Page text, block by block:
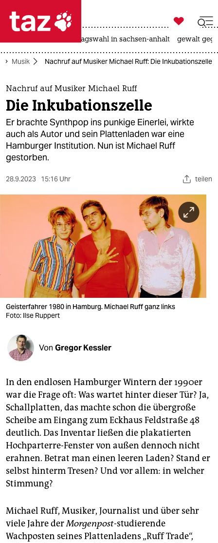
 taz zahl ich
taz zahl ich
themen
politik
öko
gesellschaft
kultur
sport
wahrheit
verlag
verlag
shop
fragen & hilfe
unterstützen
abo
genossenschaft
epaper login

taz zahl ich
landtagswahl in sachsen-anhalt gewalt
Musik Nachruf auf Musiker Michael Ruff: Die Inkubationszelle
Nachruf auf Musiker Michael Ruff
Die Inkubationszelle
Er brachte Synthpop ins punkige Einerlei, wirkte
auch als Autor und sein Plattenladen war eine
Hamburger Institution. Nun ist Michael Ruff
gestorben.
28.9.2023 15:16 Uhr teilen
Geisterfahrer 1980 in Hamburg. Michael Ruff ganz links
Foto: Ilse Ruppert
Von Gregor Kessler
In den endlosen Hamburger Wintern der 1990er
war die Frage oft: Was wartet hinter dieser Tür? Ja,
Schallplatten, das machte schon die übergroße
Scheibe am Eingang zum Eckhaus Feldstraße 48
deutlich. Das Inventar ließen die plakatierten
Hochparterre-Fenster von außen dennoch nicht
erahnen. Betrat man einen leeren Laden? Stand er
selbst hinterm Tresen? Und vor allem: in welcher
Stimmung?
Michael Ruff, Musiker, Journalist und über sehr
viele Jahre derMorgenpost-studierende
Wachposten seines Plattenladens „Ruff Trade“,